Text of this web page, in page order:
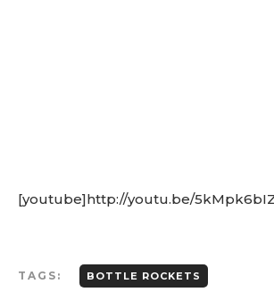
[youtube]http://youtu.be/
TAGS: BOTTLE ROCKETS